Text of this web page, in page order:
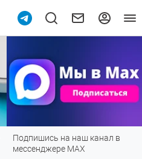
Подпишись на наш канал в
мессенджере МАХ